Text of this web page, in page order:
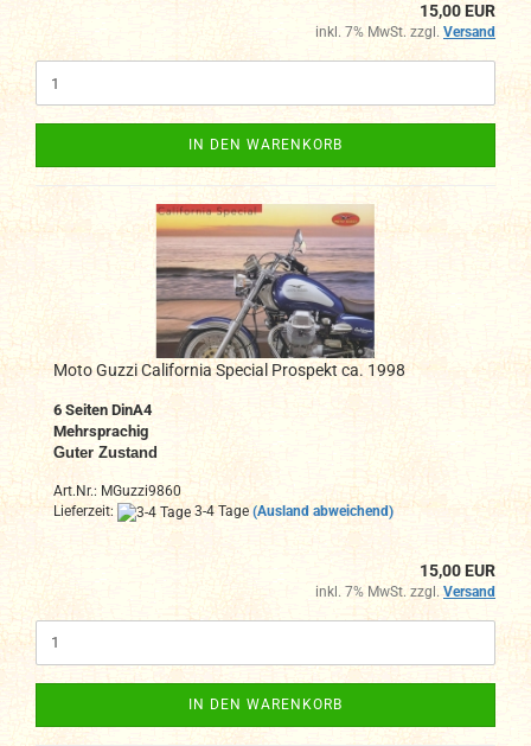
15,00 EUR
inkl. 7% MwSt. zzgl. Versand
IN DEN WARENKORB
Moto Guzzi California Special Prospekt ca. 1998
6 Seiten DinA4
Mehrsprachig
Guter Zustand
Art.Nr.: MGuzzi9860
Lieferzeit:
3-4 Tage (Ausland abweichend)
15,00 EUR
inkl. 7% MwSt. zzgl. Versand
IN DEN WARENKORB